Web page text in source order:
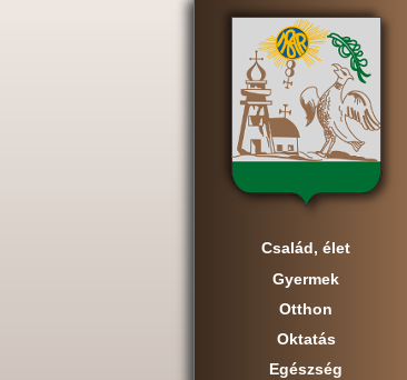
Család, élet
Gyermek
Otthon
Oktatás
Egészség